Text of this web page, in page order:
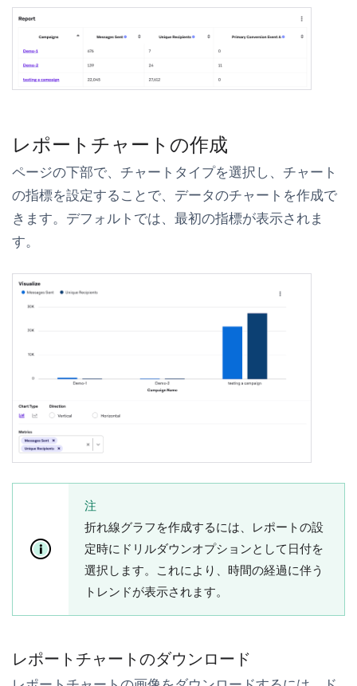
レポートチャートの作成
ページの下部で、 チャートタイプを選択し、チャート
の指標を設定することで、データのチャートを作成で
きます。デフォルトでは、最初の指標が表示されま
す。
注
折れ線グラフを作成するには、レポートの設
定時にドリルダウンオプションとして 日付を
選択します。これにより、時間の経過に伴う
トレンドが表示されます。
レポートチャートのダウンロード